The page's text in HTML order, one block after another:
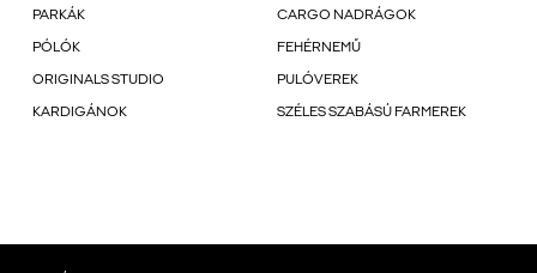
PARKÁK CARGO NADRÁGOK
PÓLÓK FEHÉRNEMŰ
ORIGINALS STUDIO PULÓVEREK
KARDIGÁNOK SZÉLES SZABÁSÚ FARMEREK